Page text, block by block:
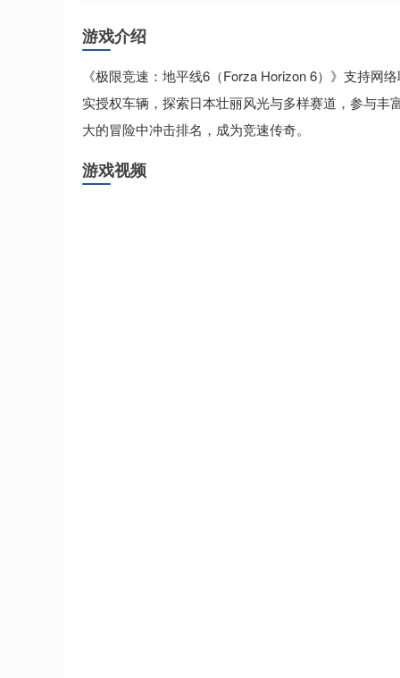
游戏介绍
《极限竞速：地平线6（Forza Horizon 6）》支持网
实授权车辆，探索日本壮丽风光与多样赛道，参与
大的冒险中冲击排名，成为竞速传奇。
游戏视频